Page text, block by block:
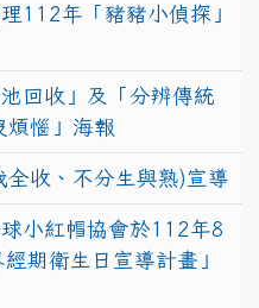
112年「豬豬小偵探」
回收」及「分辨傳統
煩惱」海報
全收、不分生與熟)宣導
小紅帽協會於112年8
期衛生日宣導計畫」